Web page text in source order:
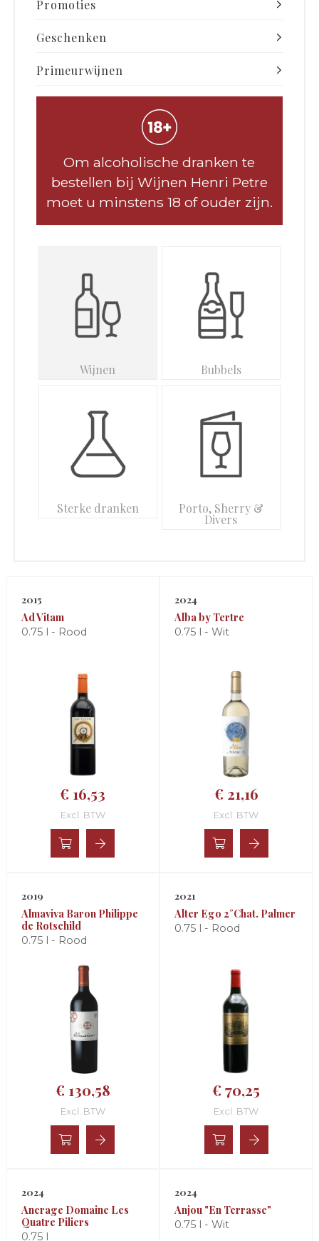
Promoties
Geschenken
Primeurwijnen
Om alcoholische dranken te
bestellen bij Wijnen Henri Petre
moet u minstens 18 of ouder zijn.
Wijnen Bubbels
Sterke dranken Porto, Sherry &
Divers
2015
Ad Vitam
0.75 l - Rood
€ 16,53
Excl. BTW
2024
Alba by Tertre
0.75 l - Wit
€ 21,16
Excl. BTW
2019
Almaviva Baron Philippe
de Rotschild
0.75 l - Rood
€ 130,58
Excl. BTW
2021
Alter Ego 2°Chat. Palmer
0.75 l - Rood
€ 70,25
Excl. BTW
2024
Ancrage Domaine Les
Quatre Piliers
0.75 l
2024
Anjou "En Terrasse"
0.75 l - Wit